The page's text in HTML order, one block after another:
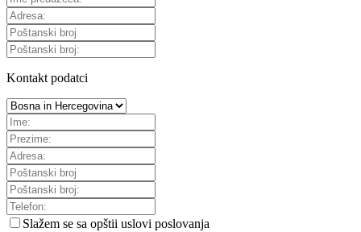
Kontakt podatci
Slažem se sa opštii uslovi poslovanja